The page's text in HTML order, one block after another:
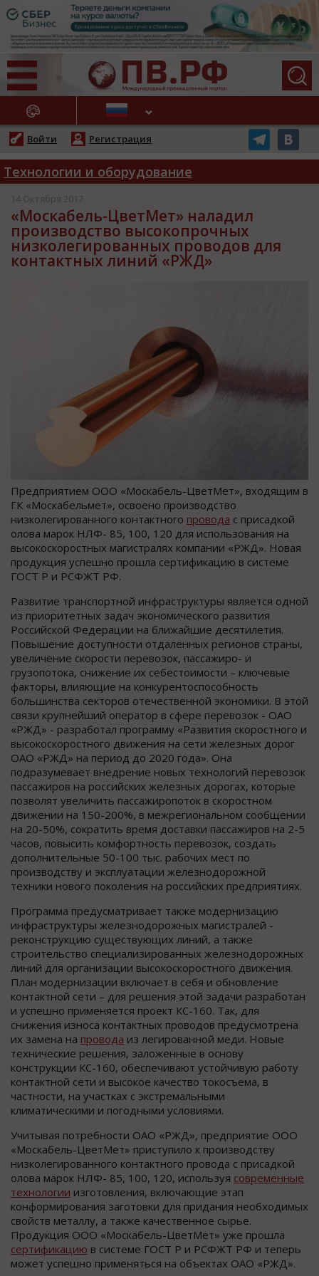
НОВОСТИ
Войти Регистрация
Технологии и оборудование
14 Октября 2017
«Москабель-ЦветМет» наладил
производство высокопрочных
низколегированных проводов для
контактных линий «РЖД»
Предприятием ООО «Москабель-ЦветМет», входящим в
ГК «Москабельмет», освоено производство
низколегированного контактного провода с присадкой
олова марок НЛФ- 85, 100, 120 для использования на
высокоскоростных магистралях компании «РЖД». Новая
продукция успешно прошла сертификацию в системе
ГОСТ Р и РСФЖТ РФ.
Развитие транспортной инфраструктуры является одной
из приоритетных задач экономического развития
Российской Федерации на ближайшие десятилетия.
Повышение доступности отдаленных регионов страны,
увеличение скорости перевозок, пассажиро- и
грузопотока, снижение их себестоимости – ключевые
факторы, влияющие на конкурентоспособность
большинства секторов отечественной экономики. В этой
связи крупнейший оператор в сфере перевозок - ОАО
«РЖД» - разработал программу «Развития скоростного и
высокоскоростного движения на сети железных дорог
ОАО «РЖД» на период до 2020 года». Она
подразумевает внедрение новых технологий перевозок
пассажиров на российских железных дорогах, которые
позволят увеличить пассажиропоток в скоростном
движении на 150-200%, в межрегиональном сообщении
на 20-50%, сократить время доставки пассажиров на 2-5
часов, повысить комфортность перевозок, создать
дополнительные 50-100 тыс. рабочих мест по
производству и эксплуатации железнодорожной
техники нового поколения на российских предприятиях.
Программа предусматривает также модернизацию
инфраструктуры железнодорожных магистралей -
реконструкцию существующих линий, а также
строительство специализированных железнодорожных
линий для организации высокоскоростного движения.
План модернизации включает в себя и обновление
контактной сети – для решения этой задачи разработан
и успешно применяется проект КС-160. Так, для
снижения износа контактных проводов предусмотрена
их замена на провода из легированной меди. Новые
технические решения, заложенные в основу
конструкции КС-160, обеспечивают устойчивую работу
контактной сети и высокое качество токосъема, в
частности, на участках с экстремальными
климатическими и погодными условиями.
Учитывая потребности ОАО «РЖД», предприятие ООО
«Москабель-ЦветМет» приступило к производству
низколегированного контактного провода с присадкой
олова марок НЛФ- 85, 100, 120, используя современные
технологии изготовления, включающие этап
конформирования заготовки для придания необходимых
свойств металлу, а также качественное сырье.
Продукция ООО «Москабель-ЦветМет» уже прошла
сертификацию в системе ГОСТ Р и РСФЖТ РФ и теперь
может успешно применяться на объектах ОАО «РЖД».